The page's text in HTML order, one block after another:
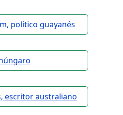
político guayanés
escritor australiano